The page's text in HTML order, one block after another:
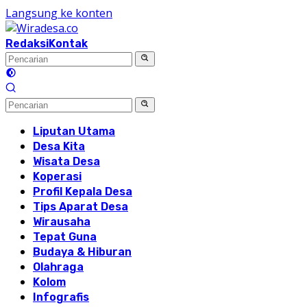
Langsung ke konten
RedaksiKontak
Liputan Utama
Desa Kita
Wisata Desa
Koperasi
Profil Kepala Desa
Tips Aparat Desa
Wirausaha
Tepat Guna
Budaya & Hiburan
Olahraga
Kolom
Infografis